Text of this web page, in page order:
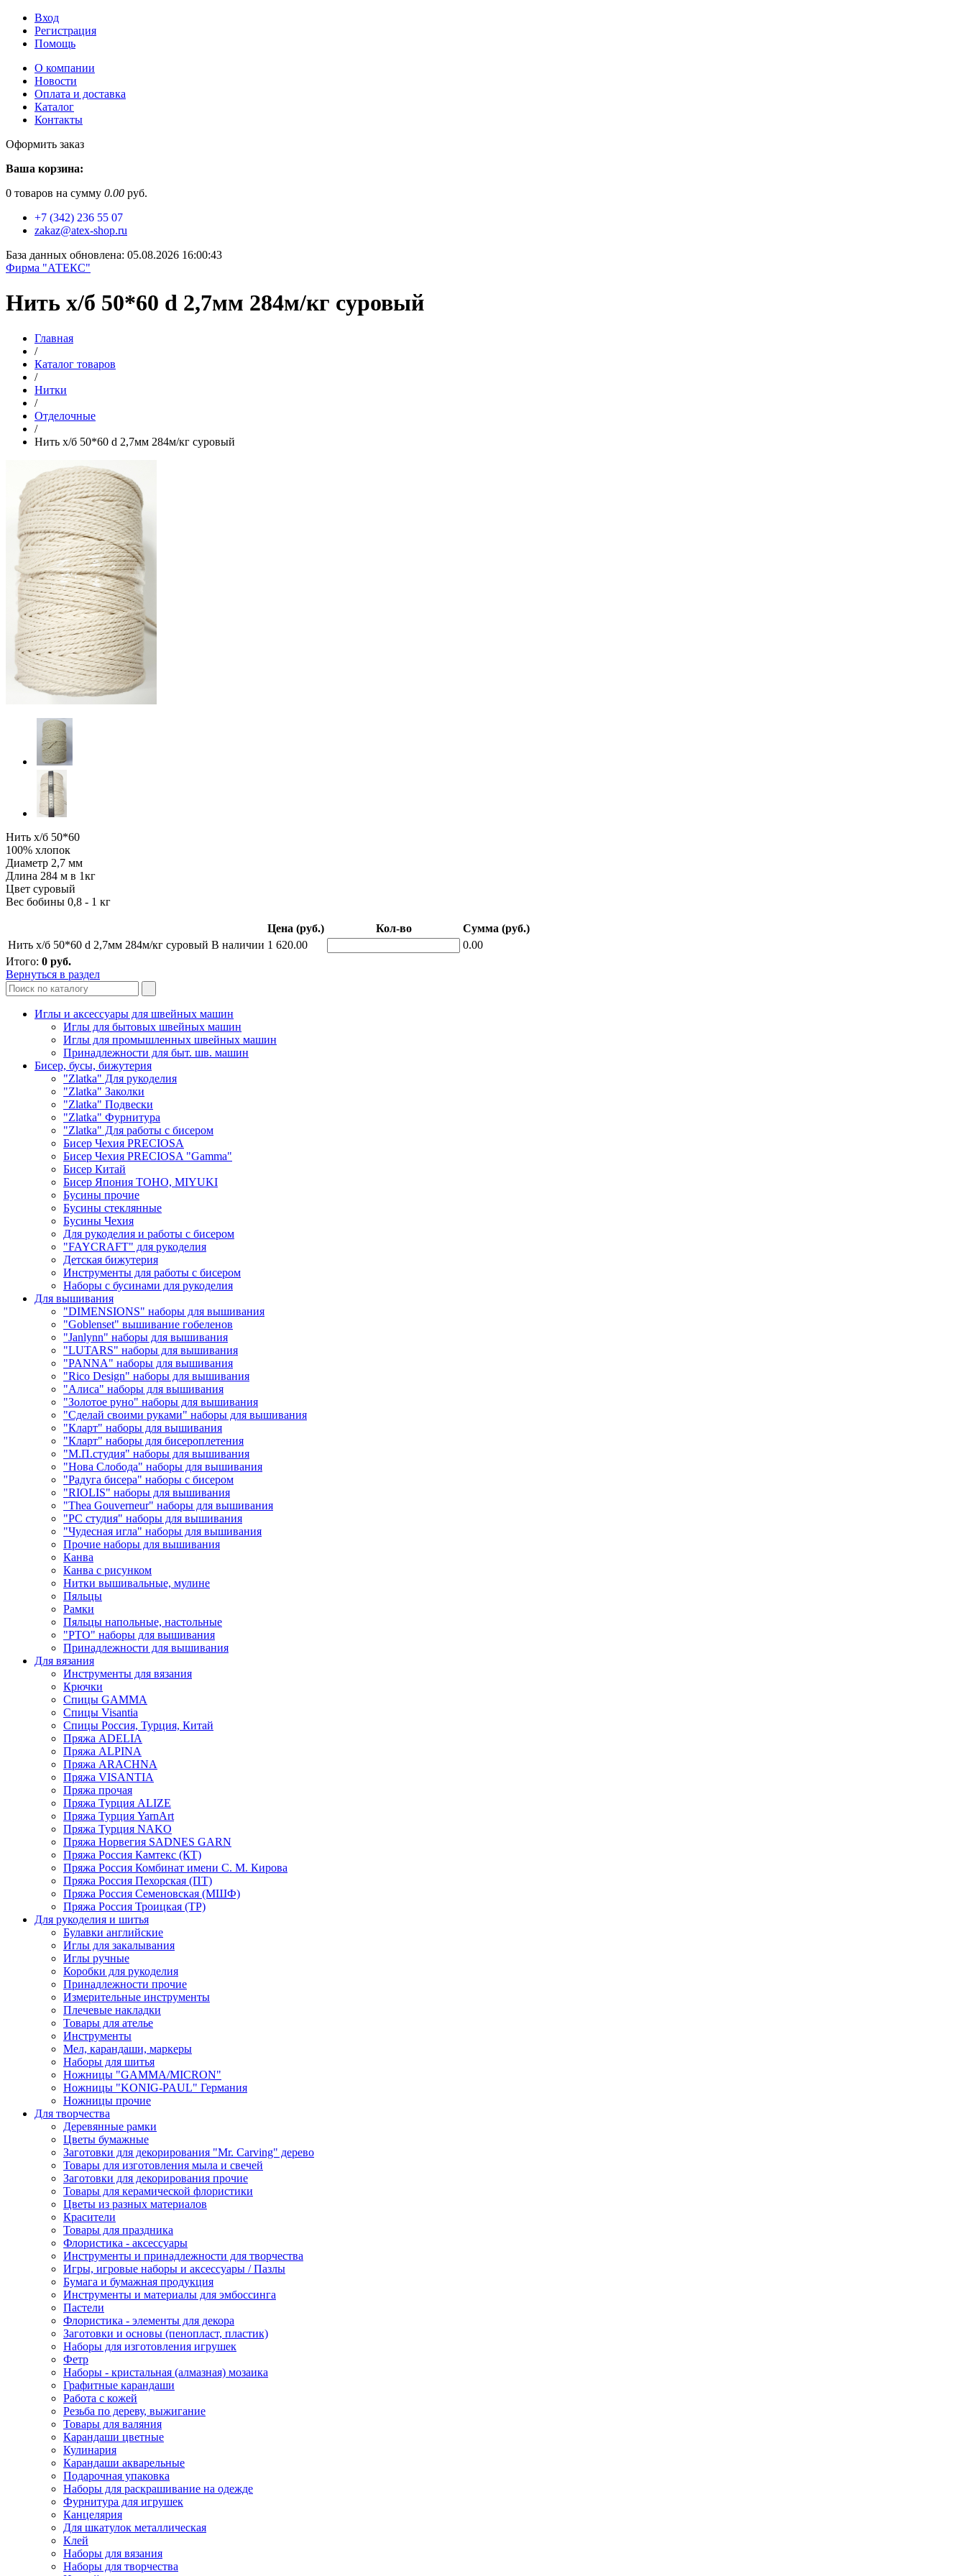
Вход
Регистрация
Помощь
О компании
Новости
Оплата и доставка
Каталог
Контакты
Оформить заказ
Ваша корзина:
0 товаров на сумму 0.00 руб.
+7 (342) 236 55 07
zakaz@atex-shop.ru
База данных обновлена: 05.08.2026 16:00:43
Фирма "АТЕКС"
Нить х/б 50*60 d 2,7мм 284м/кг суровый
Главная
/
Каталог товаров
/
Нитки
/
Отделочные
/
Нить х/б 50*60 d 2,7мм 284м/кг суровый
Нить х/б 50*60
100% хлопок
Диаметр 2,7 мм
Длина 284 м в 1кг
Цвет суровый
Вес бобины 0,8 - 1 кг
Цена (руб.) Кол-во
Сумма (руб.)
Нить х/б 50*60 d 2,7мм 284м/кг суровый В наличии 1 620.00
0.00
Итого: 0 руб.
Вернуться в раздел
Иглы и аксессуары для швейных машин
Иглы для бытовых швейных машин
Иглы для промышленных швейных машин
Принадлежности для быт. шв. машин
Бисер, бусы, бижутерия
"Zlatka" Для рукоделия
"Zlatka" Заколки
"Zlatka" Подвески
"Zlatka" Фурнитура
"Zlatka" Для работы с бисером
Бисер Чехия PRECIOSA
Бисер Чехия PRECIOSA "Gamma"
Бисер Китай
Бисер Япония TOHO, MIYUKI
Бусины прочие
Бусины стеклянные
Бусины Чехия
Для рукоделия и работы с бисером
"FAYCRAFT" для рукоделия
Детская бижутерия
Инструменты для работы с бисером
Наборы с бусинами для рукоделия
Для вышивания
"DIMENSIONS" наборы для вышивания
"Goblenset" вышивание гобеленов
"Janlynn" наборы для вышивания
"LUTARS" наборы для вышивания
"PANNA" наборы для вышивания
"Rico Design" наборы для вышивания
"Алиса" наборы для вышивания
"Золотое руно" наборы для вышивания
"Сделай своими руками" наборы для вышивания
"Кларт" наборы для вышивания
"Кларт" наборы для бисероплетения
"М.П.студия" наборы для вышивания
"Нова Слобода" наборы для вышивания
"Радуга бисера" наборы с бисером
"RIOLIS" наборы для вышивания
"Thea Gouverneur" наборы для вышивания
"РС студия" наборы для вышивания
"Чудесная игла" наборы для вышивания
Прочие наборы для вышивания
Канва
Канва с рисунком
Нитки вышивальные, мулине
Пяльцы
Рамки
Пяльцы напольные, настольные
"РТО" наборы для вышивания
Принадлежности для вышивания
Для вязания
Инструменты для вязания
Крючки
Спицы GAMMA
Спицы Visantia
Спицы Россия, Турция, Китай
Пряжа ADELIA
Пряжа ALPINA
Пряжа ARACHNA
Пряжа VISANTIA
Пряжа прочая
Пряжа Турция ALIZE
Пряжа Турция YarnArt
Пряжа Турция NAKO
Пряжа Норвегия SADNES GARN
Пряжа Россия Камтекс (КТ)
Пряжа Россия Комбинат имени С. М. Кирова
Пряжа Россия Пехорская (ПТ)
Пряжа Россия Семеновская (МШФ)
Пряжа Россия Троицкая (ТР)
Для рукоделия и шитья
Булавки английские
Иглы для закалывания
Иглы ручные
Коробки для рукоделия
Принадлежности прочие
Измерительные инструменты
Плечевые накладки
Товары для ателье
Инструменты
Мел, карандаши, маркеры
Наборы для шитья
Ножницы "GAMMA/MICRON"
Ножницы "KONIG-PAUL" Германия
Ножницы прочие
Для творчества
Деревянные рамки
Цветы бумажные
Заготовки для декорирования "Mr. Carving" дерево
Товары для изготовления мыла и свечей
Заготовки для декорирования прочие
Товары для керамической флористики
Цветы из разных материалов
Красители
Товары для праздника
Флористика - аксессуары
Инструменты и принадлежности для творчества
Игры, игровые наборы и аксессуары / Пазлы
Бумага и бумажная продукция
Инструменты и материалы для эмбоссинга
Пастели
Флористика - элементы для декора
Заготовки и основы (пенопласт, пластик)
Наборы для изготовления игрушек
Фетр
Наборы - кристальная (алмазная) мозаика
Графитные карандаши
Работа с кожей
Резьба по дереву, выжигание
Товары для валяния
Карандаши цветные
Кулинария
Карандаши акварельные
Подарочная упаковка
Наборы для раскрашивание на одежде
Фурнитура для игрушек
Канцелярия
Для шкатулок металлическая
Клей
Наборы для вязания
Наборы для творчества